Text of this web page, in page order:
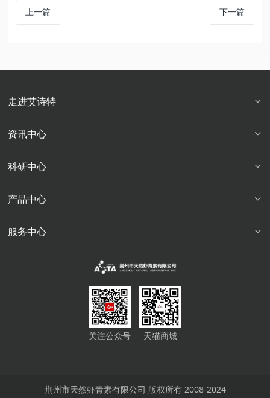
上一篇 下一篇
走进艾诗特
资讯中心
科研中心
产品中心
服务中心
关注公众号 天猫商城
荆州市天然虾青素有限公司 版权所有 2008-2024